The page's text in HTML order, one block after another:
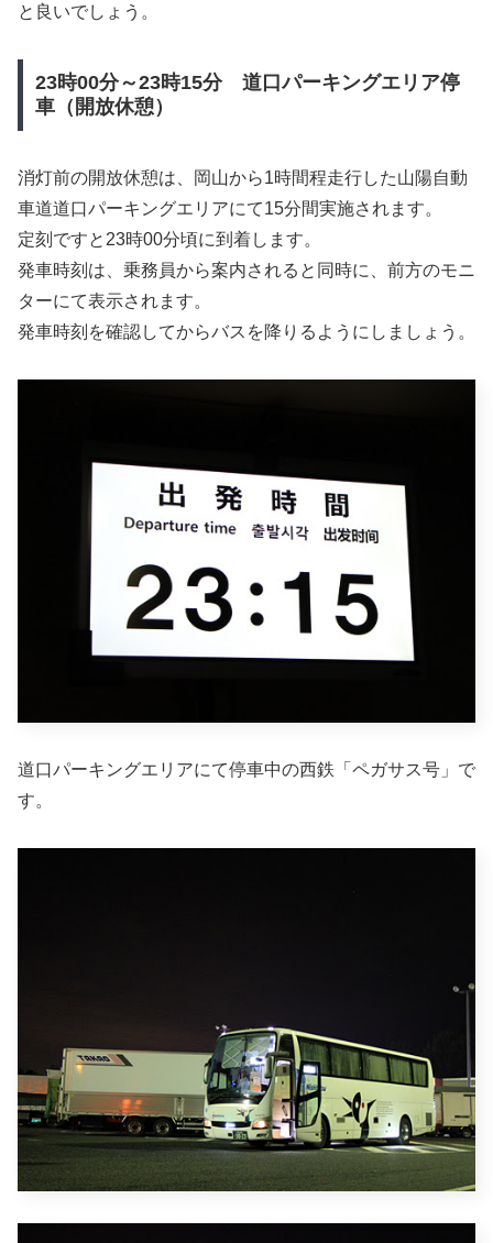
と良いでしょう。
23時00分～23時15分 道口パーキングエリア停
車（開放休憩）
消灯前の開放休憩は、岡山から1時間程走行した山陽自動
車道道口パーキングエリアにて15分間実施されます。
定刻ですと23時00分頃に到着します。
発車時刻は、乗務員から案内されると同時に、前方のモニ
ターにて表示されます。
発車時刻を確認してからバスを降りるようにしましょう。
道口パーキングエリアにて停車中の西鉄「ペガサス号」で
す。